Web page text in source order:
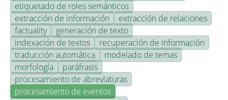
etiquetado de roles semánticos
extracción de información
extracción de relaciones
factuality
generación de texto
indexación de textos
recuperación de información
traducción automática
modelado de temas
morfología
paráfrasis
procesamiento de abreviaturas
procesamiento de eventos